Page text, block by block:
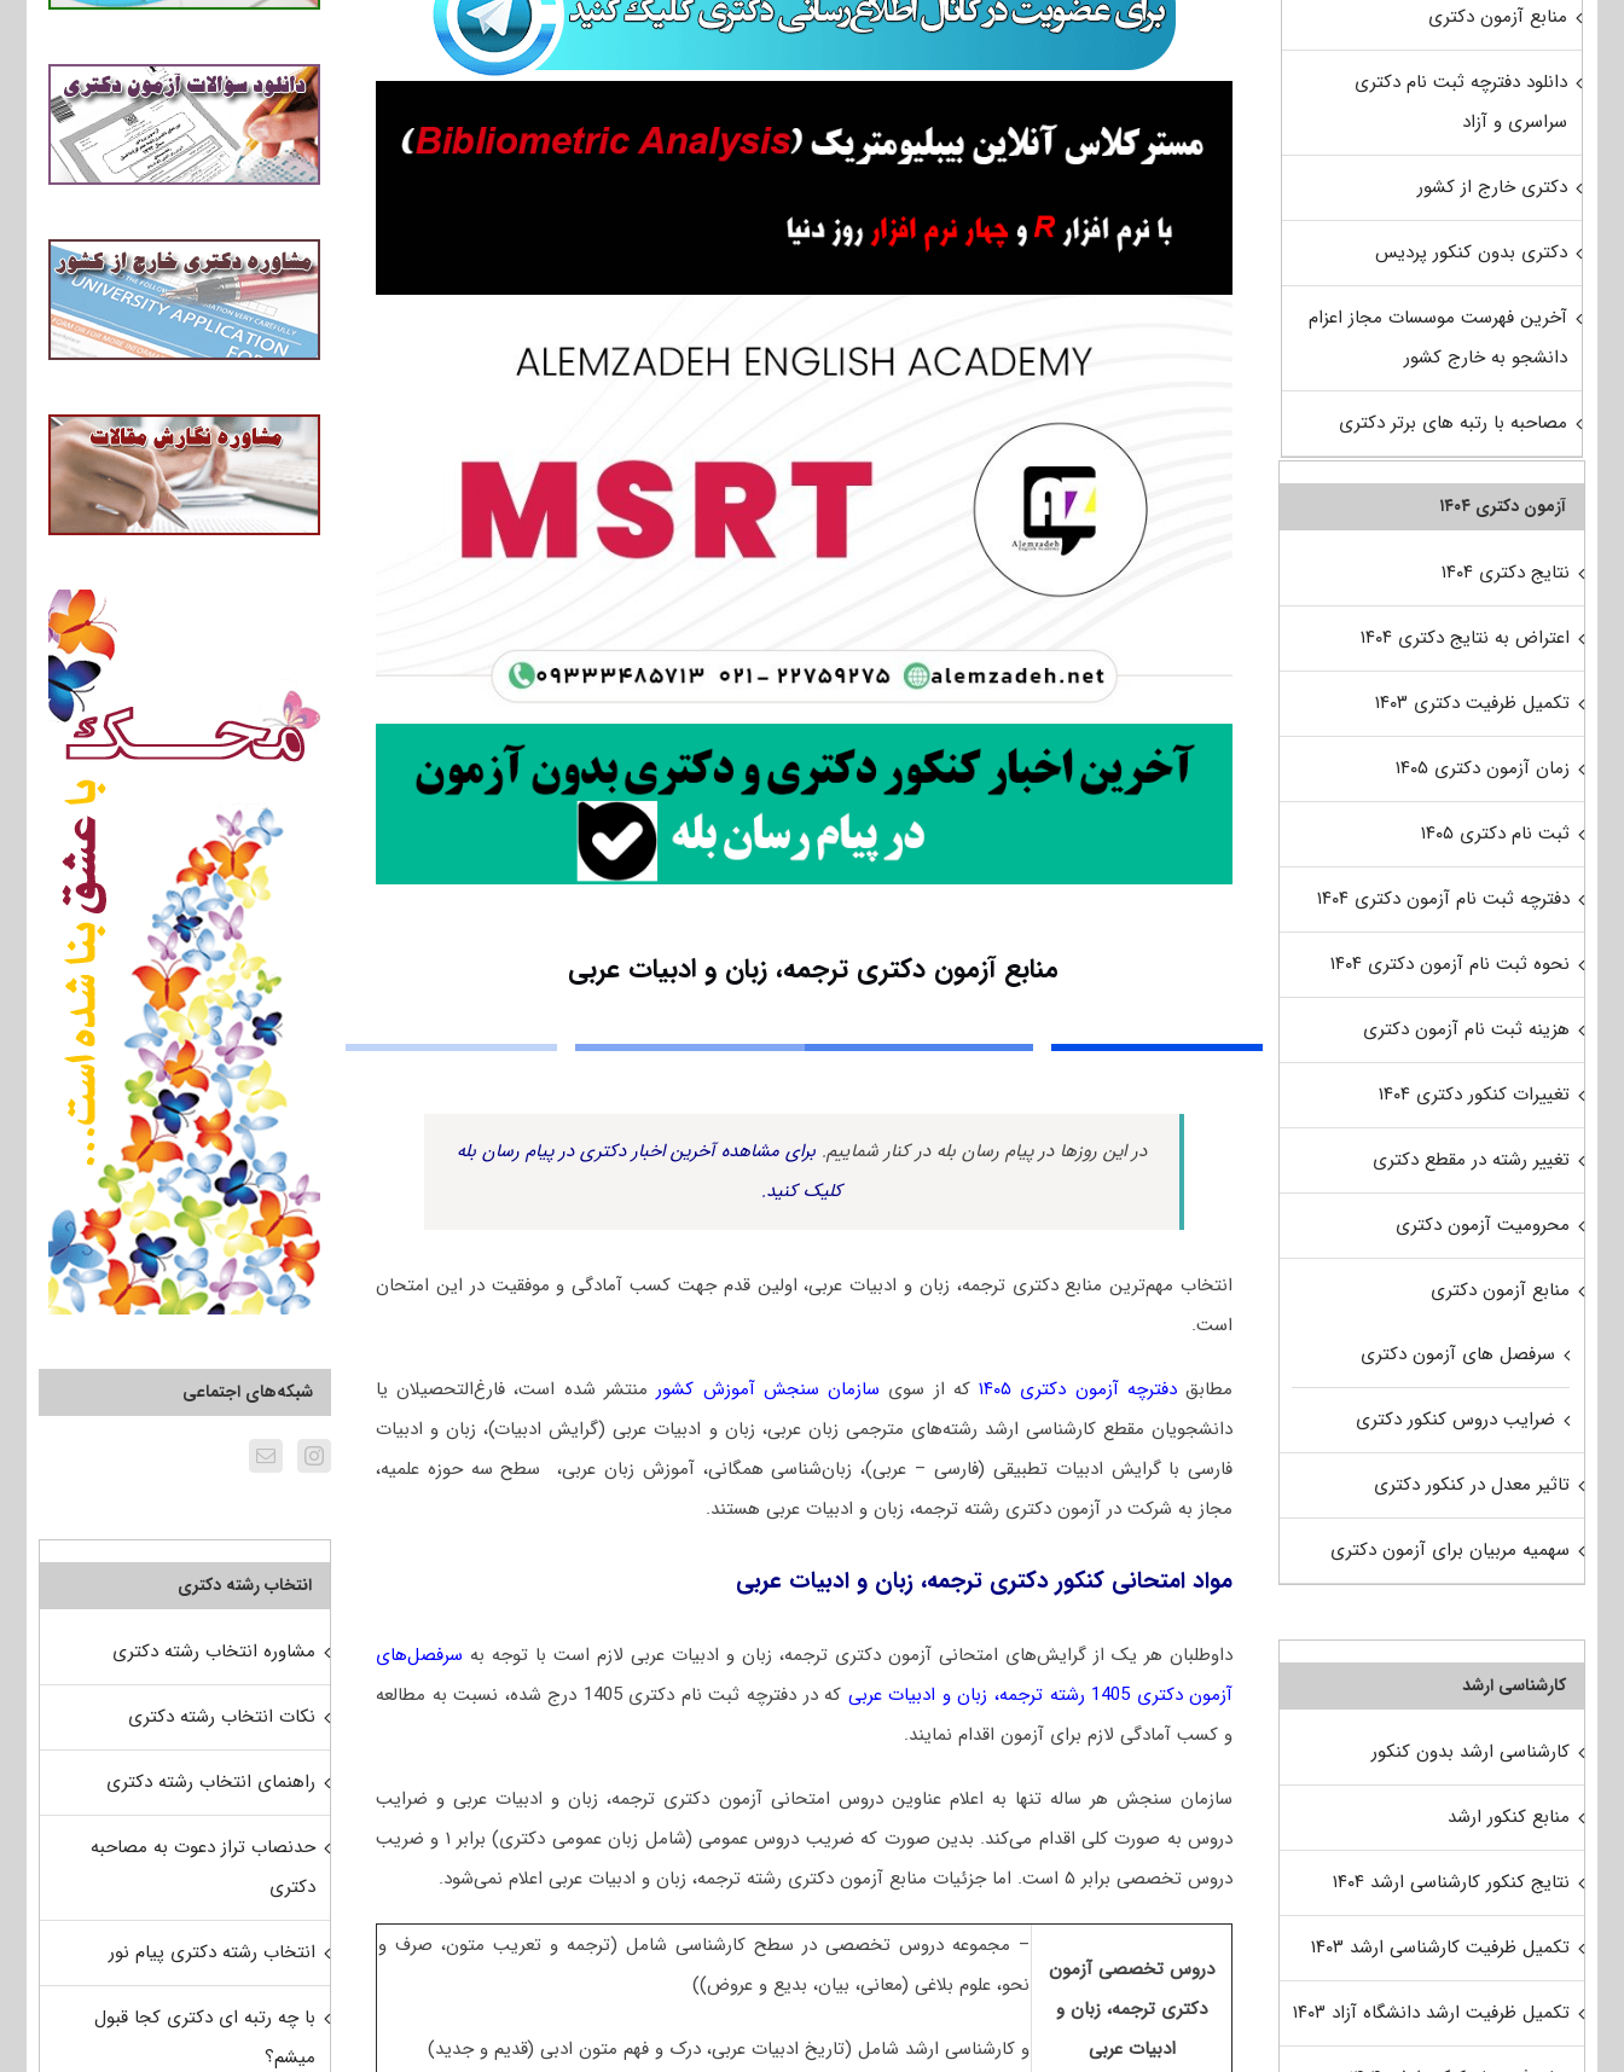
منابع آزمون دکتری ترجمه، زبان و ادبیات عربی
در این روزها در پیام رسان بله در کنار شماییم. برای مشاهده آخرین اخبار دکتری در پیام رسان بله
کلیک کنید.
انتخاب مهم‌ترین منابع دکتری ترجمه، زبان و ادبیات عربی، اولین قدم جهت کسب آمادگی و موفقیت در این امتحان
است.
مطابقدفترچه آزمون دکتری ۱۴۰۵ که از سوی سازمان سنجش آموزش کشورمنتشر شده است، فارغ‌التحصیلان یا
دانشجویان مقطع کارشناسی ارشد رشته‌های مترجمی زبان عربی، زبان و ادبیات عربی (گرایش ادبیات)، زبان و ادبیات
فارسی با گرایش ادبیات تطبیقی (فارسی – عربی)، زبان‌شناسی همگانی، آموزش زبان عربی، سطح سه حوزه علمیه،
مجاز به شرکت در آزمون دکتری رشته ترجمه، زبان و ادبیات عربی هستند.
مواد امتحانی کنکور دکتری ترجمه، زبان و ادبیات عربی
داوطلبان هر یک از گرایش‌های امتحانی آزمون دکتری ترجمه، زبان و ادبیات عربی لازم است با توجه به سرفصل‌های
آزمون دکتری 1405 رشته ترجمه، زبان و ادبیات عربی
که در دفترچه ثبت نام دکتری 1405 درج شده، نسبت به مطالعه
و کسب آمادگی لازم برای آزمون اقدام نمایند.
سازمان سنجش هر ساله تنها به اعلام عناوین دروس امتحانی آزمون دکتری ترجمه، زبان و ادبیات عربی و ضرایب
دروس به صورت کلی اقدام می‌کند. بدین صورت که ضریب دروس عمومی (شامل زبان عمومی دکتری) برابر ۱ و ضریب
دروس تخصصی برابر ۵ است
. اما جزئیات منابع آزمون دکتری رشته ترجمه، زبان و ادبیات عربی اعلام نمی‌شود.
دروس تخصصی آزمون
دکتری ترجمه، زبان و
ادبیات عربی
– مجموعه دروس تخصصی در سطح کارشناسی شامل (ترجمه و تعریب متون، صرف و
نحو، علوم بلاغی (معانی، بیان، بدیع و عروض))
و کارشناسی ارشد شامل (تاریخ ادبیات عربی، درک و فهم متون ادبی (قدیم و جدید)
شبکه‌های اجتماعی
انتخاب رشته دکتری
مشاوره انتخاب رشته دکتری
نکات انتخاب رشته دکتری
راهنمای انتخاب رشته دکتری
حدنصاب تراز دعوت به مصاحبه
دکتری
انتخاب رشته دکتری پیام نور
با چه رتبه ای دکتری کجا قبول
میشم؟
منابع آزمون دکتری
دانلود دفترچه ثبت نام دکتری
سراسری و آزاد
دکتری خارج از کشور
دکتری بدون کنکور پردیس
آخرین فهرست موسسات مجاز اعزام
دانشجو به خارج کشور
مصاحبه با رتبه های برتر دکتری
آزمون دکتری ۱۴۰۴
نتایج دکتری ۱۴۰۴
اعتراض به نتایج دکتری ۱۴۰۴
تکمیل ظرفیت دکتری ۱۴۰۳
زمان آزمون دکتری ۱۴۰۵
ثبت نام دکتری ۱۴۰۵
دفترچه ثبت نام آزمون دکتری ۱۴۰۴
نحوه ثبت نام آزمون دکتری ۱۴۰۴
هزینه ثبت نام آزمون دکتری
تغییرات کنکور دکتری ۱۴۰۴
تغییر رشته در مقطع دکتری
محرومیت آزمون دکتری
منابع آزمون دکتری
سرفصل های آزمون دکتری
ضرایب دروس کنکور دکتری
تاثیر معدل در کنکور دکتری
سهمیه مربیان برای آزمون دکتری
کارشناسی ارشد
کارشناسی ارشد بدون کنکور
منابع کنکور ارشد
نتایج کنکور کارشناسی ارشد ۱۴۰۴
تکمیل ظرفیت کارشناسی ارشد ۱۴۰۳
تکمیل ظرفیت ارشد دانشگاه آزاد ۱۴۰۳